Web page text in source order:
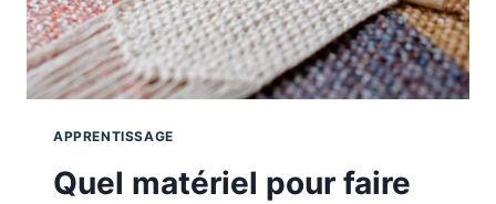
APPRENTISSAGE
Quel matériel pour faire